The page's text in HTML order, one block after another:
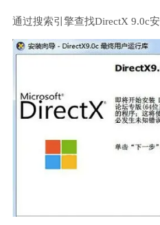
通过搜索引擎查找DirectX 9.0c